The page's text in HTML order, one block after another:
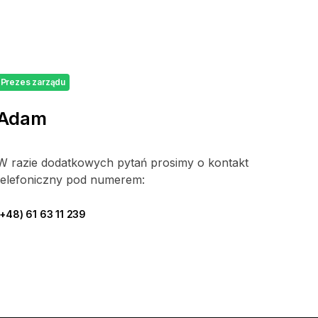
Prezes zarządu
razie dodatkowych pytań prosimy o kontakt
pod numerem:
61 63 11 239